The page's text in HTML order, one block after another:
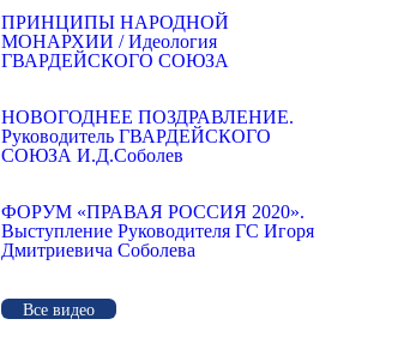
ПРИНЦИПЫ НАРОДНОЙ
МОНАРХИИ / Идеология
ГВАРДЕЙСКОГО СОЮЗА
НОВОГОДНЕЕ ПОЗДРАВЛЕНИЕ.
Руководитель ГВАРДЕЙСКОГО
СОЮЗА И.Д.Соболев
ФОРУМ «ПРАВАЯ РОССИЯ 2020».
Выступление Руководителя ГС Игоря
Дмитриевича Соболева
Все видео